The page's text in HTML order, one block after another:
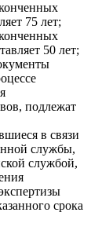
75 лет;
50 лет;
подлежат
в связи
службы,
службой,
срока